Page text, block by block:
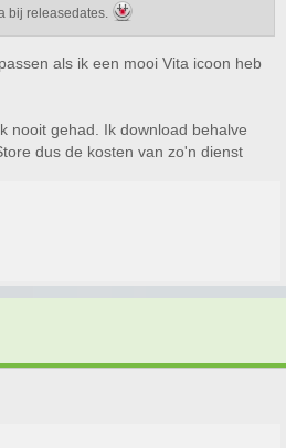
bij releasedates.
als ik een mooi Vita icoon heb
nooit gehad. Ik download behalve
dus de kosten van zo'n dienst